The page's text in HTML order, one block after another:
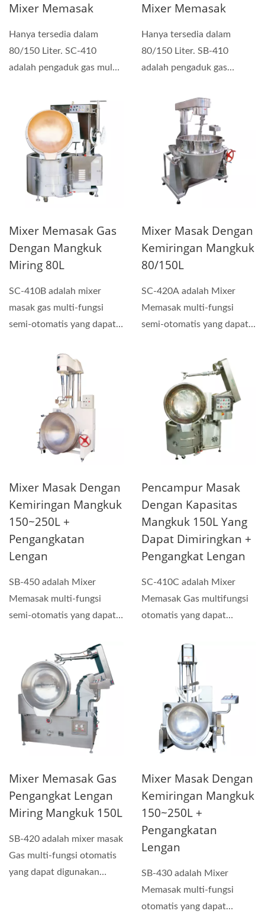
Mixer Memasak
Hanya tersedia dalam
80/150 Liter. SC-410
adalah pengaduk gas multi-
Mixer Memasak
Hanya tersedia dalam
80/150 Liter. SB-410
adalah pengaduk gas
Mixer Memasak Gas
Dengan Mangkuk
Miring 80L
SC-410B adalah mixer
masak gas multi-fungsi
semi-otomatis yang dapat
Mixer Masak Dengan
Kemiringan Mangkuk
80/150L
SC-420A adalah Mixer
Memasak multi-fungsi
semi-otomatis yang dapat
Mixer Masak Dengan
Kemiringan Mangkuk
150~250L +
Pengangkatan
Lengan
SB-450 adalah Mixer
Memasak multi-fungsi
semi-otomatis yang dapat
Pencampur Masak
Dengan Kapasitas
Mangkuk 150L Yang
Dapat Dimiringkan +
Pengangkat Lengan
SC-410C adalah Mixer
Memasak Gas multifungsi
otomatis yang dapat
Mixer Memasak Gas
Pengangkat Lengan
Miring Mangkuk 150L
SB-420 adalah mixer masak
Gas multi-fungsi otomatis
yang dapat digunakan
Mixer Masak Dengan
Kemiringan Mangkuk
150~250L +
Pengangkatan
Lengan
SB-430 adalah Mixer
Memasak multi-fungsi
otomatis yang dapat